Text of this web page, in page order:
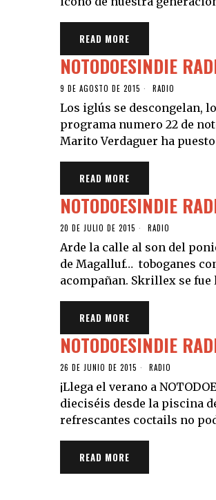
READ MORE
NOTODOESINDIE
9 DE AGOSTO DE 2015 RADIO
Los iglús se descongelan,
programa numero 22 de
Marito Verdaguer ha
READ MORE
NOTODOESINDIE
20 DE JULIO DE 2015 RADIO
Arde la calle al son del
de Magalluf… toboganes
acompañan. Skrillex se
READ MORE
NOTODOESINDIE
26 DE JUNIO DE 2015 RADIO
¡Llega el verano a
dieciséis desde la piscina
refrescantes coctails no
READ MORE